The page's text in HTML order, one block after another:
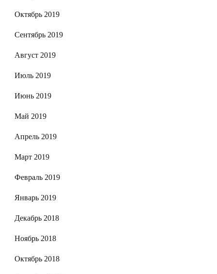
Октябрь 2019
Сентябрь 2019
Август 2019
Июль 2019
Июнь 2019
Май 2019
Апрель 2019
Март 2019
Февраль 2019
Январь 2019
Декабрь 2018
Ноябрь 2018
Октябрь 2018